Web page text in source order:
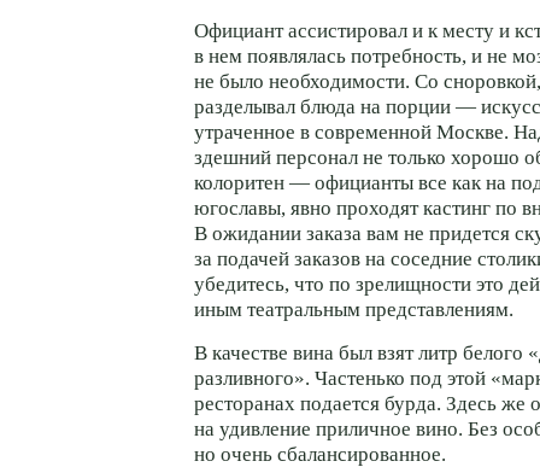
Официант ассистировал и к месту и
в нем появлялась потребность, и не
не было необходимости. Со
разделывал блюда на порции —
утраченное в современной Москве.
здешний персонал не только хорошо
колоритен — официанты все как на
югославы, явно проходят кастинг по
В ожидании заказа вам не придется
за подачей заказов на соседние
убедитесь, что по зрелищности это
иным театральным представлениям.
В качестве вина был взят литр белого
разливного». Частенько под этой
ресторанах подается бурда. Здесь же
на удивление приличное вино. Без
но очень сбалансированное.